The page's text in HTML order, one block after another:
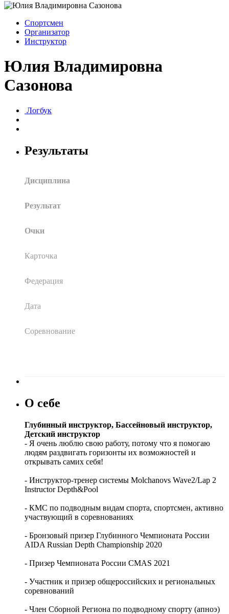
Спортсмен
Организатор
Инструктор
Юлия Владимировна
Сазонова
Логбук
Результаты
Дисциплина
Результат
Очки
Карточка
Федерация
Дата
Соревнование
О себе
Глубинный инструктор, Бассейновый инструктор,
Детский инструктор
- Я очень люблю свою работу, потому что я помогаю
людям раздвигать горизонты их возможностей и
открывать самих себя!
- Инструктор-тренер системы Molchanovs Wave2/Lap 2
Instructor Depth&Pool
- КМС по подводным видам спорта, спортсмен, активно
участвующий в соревнованиях
- Бронзовый призер Глубинного Чемпионата России
AIDA Russian Depth Championship 2020
- Призер Чемпионата России CMAS 2021
- Участник и призер общероссийских и региональных
соревнований
- Член Сборной Региона по подводному спорту (апноэ)